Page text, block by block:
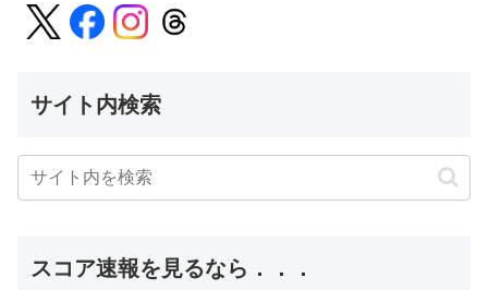
サイト内検索
スコア速報を見るなら．．．